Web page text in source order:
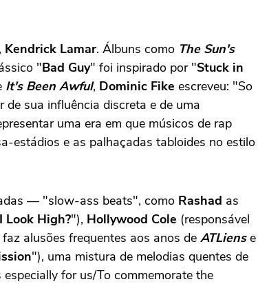
Kendrick Lamar. Álbuns como The Sun's
"Bad Guy" foi inspirado por "Stuck in
It's Been Awful, Dominic Fike escreveu: "So
sua influência discreta e de uma
uma era em que músicos de rap
estádios e as palhaçadas tabloides no estilo
— "slow-ass beats", como Rashad as
Look High?"), Hollywood Cole (responsável
faz alusões frequentes aos anos de ATLiense
"), uma mistura de melodias quentes de
for us/To commemorate the